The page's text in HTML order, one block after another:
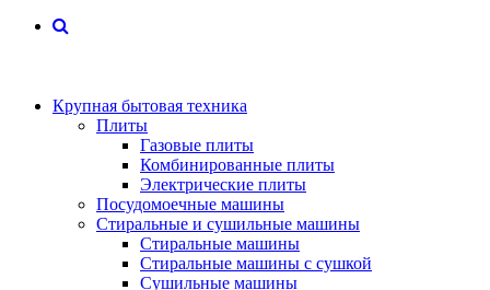
Крупная бытовая техника
Плиты
Газовые плиты
Комбинированные плиты
Электрические плиты
Посудомоечные машины
Стиральные и сушильные машины
Стиральные машины
Стиральные машины с сушкой
Сушильные машины